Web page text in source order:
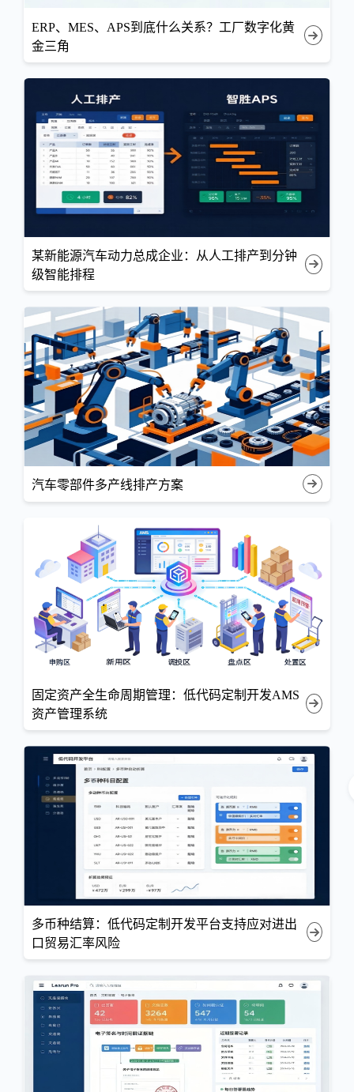
ERP、MES、APS到底什么关系？工厂数字化黄
金三角
某新能源汽车动力总成企业：从人工排产到分钟
级智能排程
汽车零部件多产线排产方案
固定资产全生命周期管理：低代码定制开发AMS
资产管理系统
多币种结算：低代码定制开发平台支持应对进出
口贸易汇率风险